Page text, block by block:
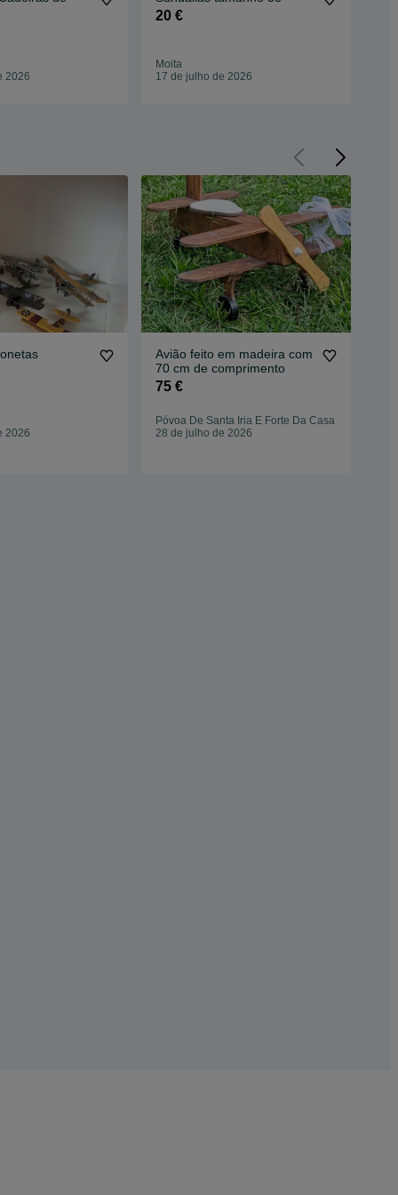
2026
20 €
Moita
17 de julho de 2026
2026
Avião feito em madeira com
70 cm de comprimento
75 €
Póvoa De Santa Iria E Forte Da Casa
28 de julho de 2026